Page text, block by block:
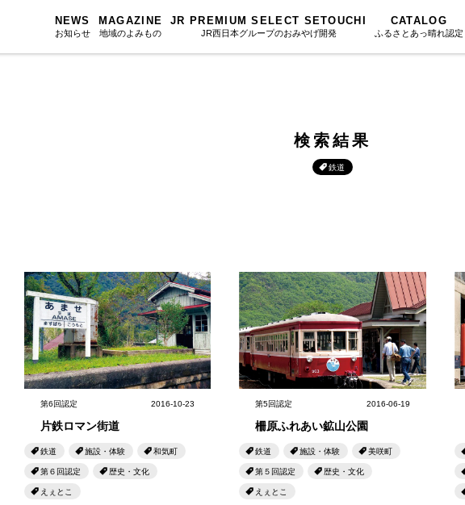
NEWS
お知らせ
MAGAZINE
地域のよみもの
JR PREMIUM SELECT SETOUCHI
JR西日本グループのおみやげ開発
岡山育ちのアイスバー
蒜山ショコラ
蒜山ショコラクッキーズ
せとうちのおいしいシリーズ
生スフレ ふわり～ぬ
CATALOG
ふるさとあっ晴れ認定
カテゴリー・タグ・キーワードから探す
第10回 岡山・備後の果物 第9回
第8回 岡山市 第7回
第6回 瀬戸内市/備前市/和気町/赤磐市 第5回 津
倉敷市/玉野市/浅口市/里庄町
第2回 真庭市/新庄村
ふるさとあっ晴れ認定とは デジタル
検索結果
鉄道
第6回認定 2016-10-23
片鉄ロマン街道
鉄道 施設・体験 和気町
第６回認定 歴史・文化
えぇとこ
第5回認定 2016-06-19
柵原ふれあい鉱山公園
鉄道 施設・体験 美咲町
第５回認定 歴史・文化
えぇとこ